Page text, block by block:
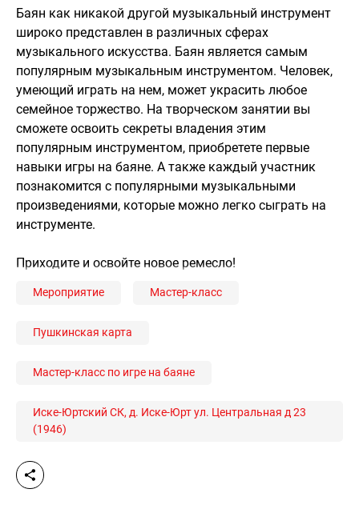
Баян как никакой другой музыкальный инструмент
широко представлен в различных сферах
музыкального искусства. Баян является самым
популярным музыкальным инструментом. Человек,
умеющий играть на нем, может украсить любое
семейное торжество. На творческом занятии вы
сможете освоить секреты владения этим
популярным инструментом, приобретете первые
навыки игры на баяне. А также каждый участник
познакомится с популярными музыкальными
произведениями, которые можно легко сыграть на
инструменте.
Приходите и освойте новое ремесло!
Мероприятие Мастер-класс
Пушкинская карта
Мастер-класс по игре на баяне
Иске-Юртский СК, д. Иске-Юрт ул. Центральная д 23
(1946)